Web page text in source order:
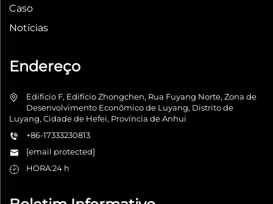
Caso
Notícias
Endereço
Edifício F, Edifício Zhongchen, Rua Fuyang Norte, Zona de
Desenvolvimento Econômico de Luyang, Distrito de
Luyang, Cidade de Hefei, Província de Anhui
+86-17333230813
[email protected]
HORA:24 h